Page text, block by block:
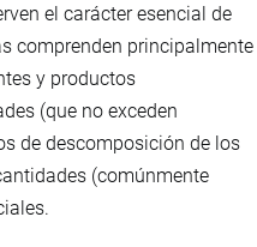
el carácter esencial de
comprenden principalmente
y productos
(que no exceden
de descomposición de los
(comúnmente